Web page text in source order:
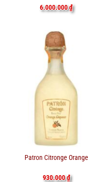
6.000.000₫
Patron Citronge Orange
930.000₫